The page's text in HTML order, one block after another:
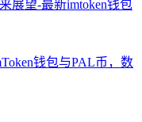
展望-最新imtoken钱包
钱包与PAL币，数